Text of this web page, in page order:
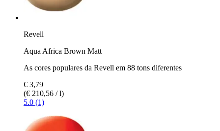
Revell
Aqua Africa Brown Matt
As cores populares da Revell em 88 tons diferentes
€ 3,79
(€ 210,56 / l)
5.0 (1)